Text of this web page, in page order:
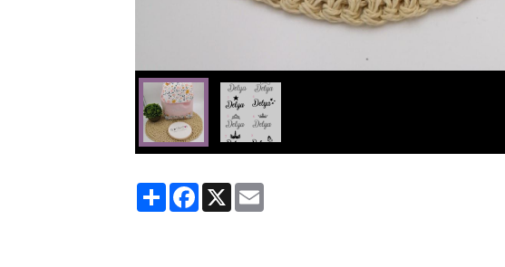
PartagerFacebook
X